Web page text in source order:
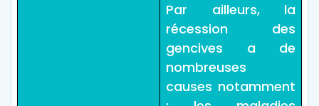
Par ailleurs, la
récession des
gencives a de
nombreuses
causes notamment